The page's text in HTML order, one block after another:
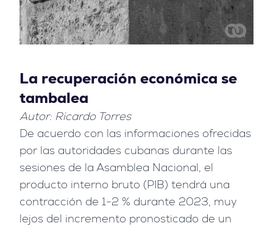
La recuperación económica se
tambalea
Autor: Ricardo Torres
De acuerdo con las informaciones ofrecidas
por las autoridades cubanas durante las
sesiones de la Asamblea Nacional, el
producto interno bruto (PIB) tendrá una
contracción de 1-2 % durante 2023, muy
lejos del incremento pronosticado de un